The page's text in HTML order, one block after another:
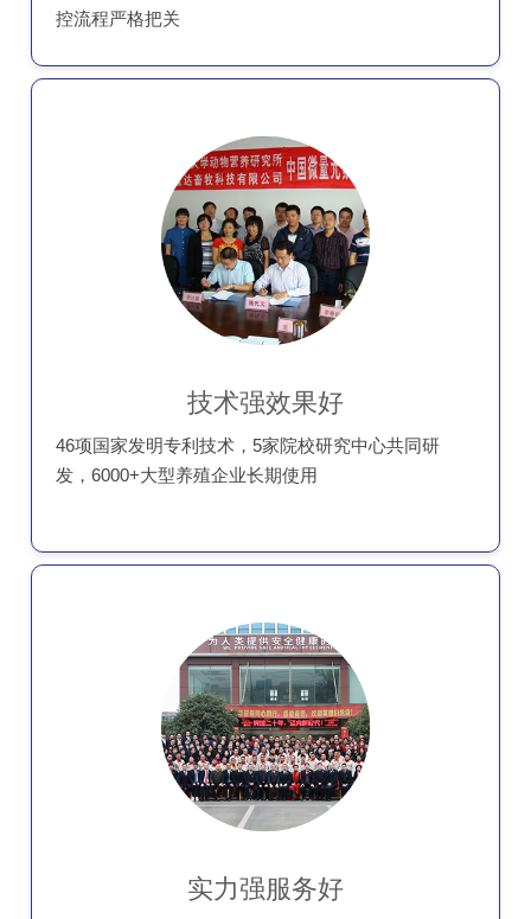
控流程严格把关
技术强效果好
46项国家发明专利技术，5家院校研究中心共同研
发，6000+大型养殖企业长期使用
实力强服务好